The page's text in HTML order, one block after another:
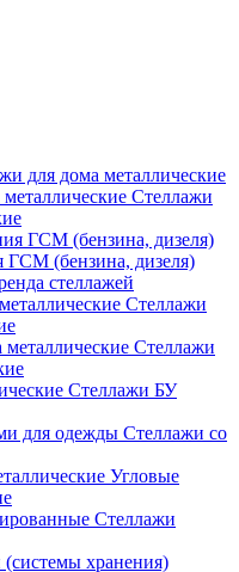
для дома металлические
Стеллажи
ГСМ (бензина, дизеля)
стеллажей
Стеллажи
Стеллажи
Стеллажи БУ
Стеллажи со
Угловые
Стеллажи